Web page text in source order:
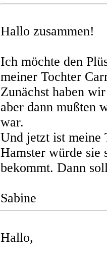
Hallo zusammen!
Ich möchte den
meiner Tochter
Zunächst haben
aber dann mußten
war.
Und jetzt ist meine
Hamster würde sie
bekommt. Dann
Sabine
Hallo,